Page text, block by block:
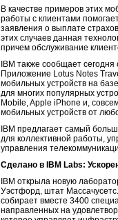
В качестве примеров этих
работы с клиентами
заявления о выплате
этих случаев данная
причем обслуживание
IBM также сообщает
Приложение Lotus Notes
мобильных устройств на
для многих популярных
Mobile, Apple iPhone и,
мобильных устройств от
IBM предлагает самый
для коллективной работы,
управления
Сделано в IBM Labs:
IBM открыла новую
Уэстфорд, штат
собирает вместе 3400
направленных на